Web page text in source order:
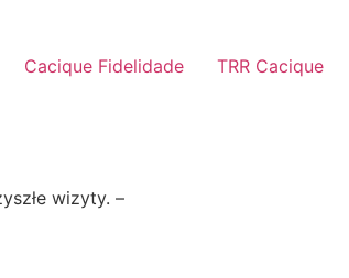
Cacique Fidelidade TRR Cacique
wizyty. –